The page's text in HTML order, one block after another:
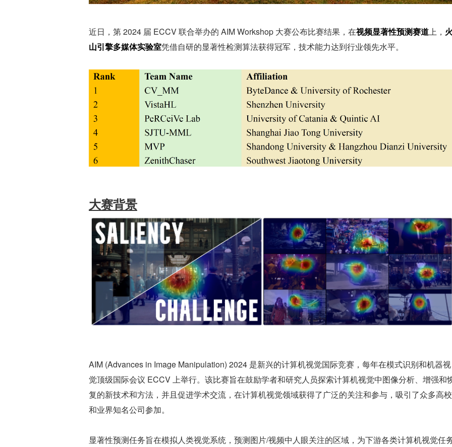
近日，第 2024 届 ECCV 联合举办的 AIM Workshop 大赛公布比赛结果，在视频显著性预测赛道上，
山引擎多媒体实验室凭借自研的显著性检测算法获得冠军，技术能力达到行业领先水平。
大赛背景
AIM (Advances in Image Manipulation) 2024 是新兴的计算机视觉国际竞赛，每年在模式识别和机器视
觉顶级国际会议 ECCV 上举行。该比赛旨在鼓励学者和研究人员探索计算机视觉中图像分析、增强和
复的新技术和方法，并且促进学术交流，在计算机视觉领域获得了广泛的关注和参与，吸引了众多高校
和业界知名公司参加。
显著性预测任务旨在模拟人类视觉系统，预测图片/视频中人眼关注的区域，为下游各类计算机视觉任